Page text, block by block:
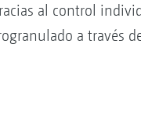
al control
a través